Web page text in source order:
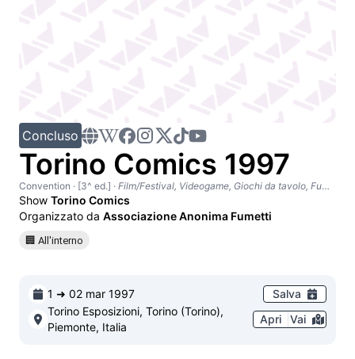
Concluso
Torino Comics 1997
Convention · [3^ ed.] · Film/Festival, Videogame, Giochi da tavolo, Fumetti
Show Torino Comics
Organizzato da Associazione Anonima Fumetti
🏢 All'interno
1 ➜ 02 mar 1997
Salva
Torino Esposizioni, Torino (Torino),
Piemonte, Italia
Apri Vai